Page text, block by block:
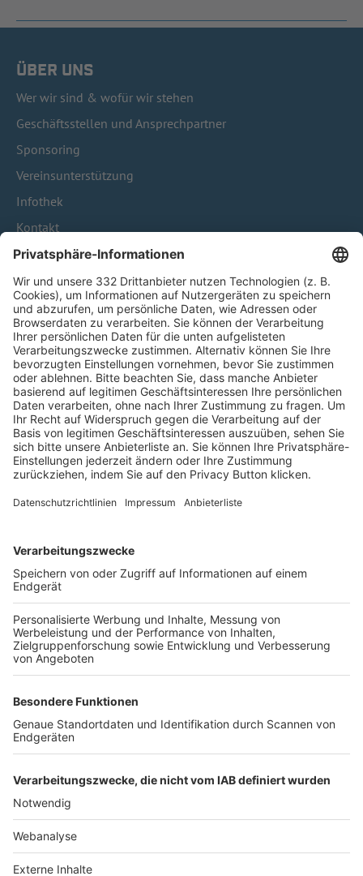
ÜBER UNS
Wer wir sind & wofür wir stehen
Geschäftsstellen und Ansprechpartner
Sponsoring
Vereinsunterstützung
Infothek
Kontakt
HÄUFIG BESUCHTE SEITEN
Pässe und Vereinswechsel
Trainerausbildung
Schulungsangebot Vereinsmitarbeiter
BFV-Geschäftsstellen
Trainerbörse
Login SpielPlus
FOLGE DEM BFV
TOP-VEREINE
TOP-PARTNER
Nutzungsbedingungen Datenschutz Impressum